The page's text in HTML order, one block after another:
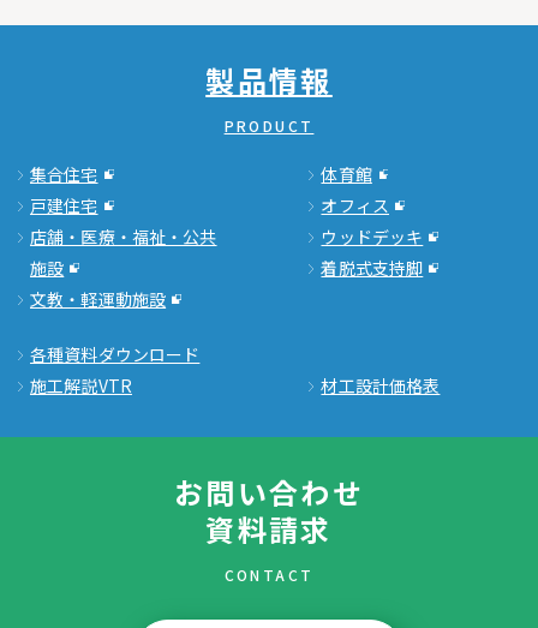
製品情報
PRODUCT
集合住宅
戸建住宅
店舗・医療・福祉・公共
施設
文教・軽運動施設
体育館
オフィス
ウッドデッキ
着脱式支持脚
各種資料ダウンロード
施工解説VTR
材工設計価格表
お問い合わせ
資料請求
CONTACT